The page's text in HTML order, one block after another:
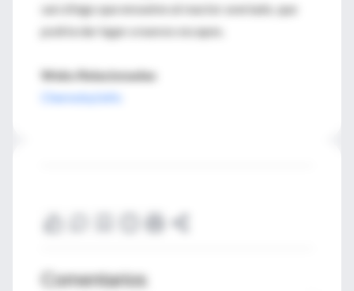
sarcófago que envuelve al reactor averiado, que
podría dar lugar a nuevos escapes.
Webs Relacionadas
Chernobyl.info
Comentarios